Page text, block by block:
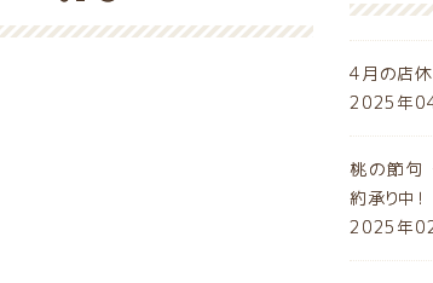
4月の店
2025年
桃の節句
約承り中！
2025年